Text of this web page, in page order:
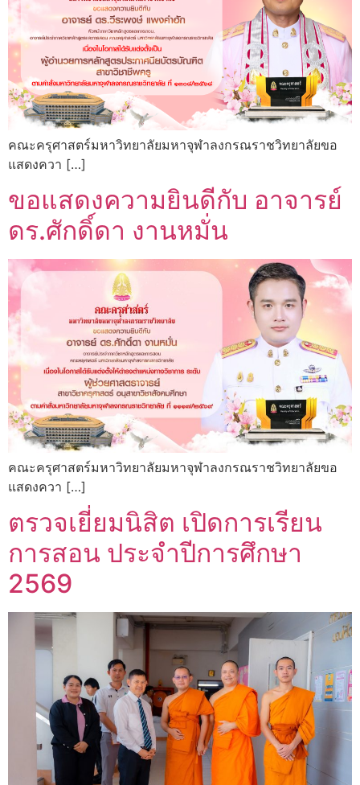
คณะครุศาสตร์มหาวิทยาลัยมหาจุฬาลงกรณราชวิทยาลัยขอ
แสดงควา […]
ขอแสดงความยินดีกับ อาจารย์
ดร.ศักดิ์ดา งานหมั่น
คณะครุศาสตร์มหาวิทยาลัยมหาจุฬาลงกรณราชวิทยาลัยขอ
แสดงควา […]
ตรวจเยี่ยมนิสิต เปิดการเรียน
การสอน ประจำปีการศึกษา
2569